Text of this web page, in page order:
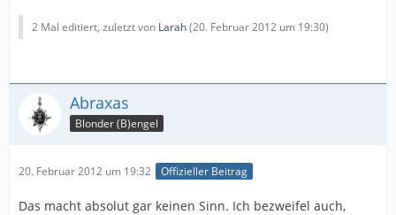
2 Mal editiert, zuletzt von Larah(20. Februar 2012 um 19:30)
Abraxas
Blonder (B)engel
20. Februar 2012 um 19:32 Offizieller Beitrag
Das macht absolut gar keinen Sinn. Ich bezweifel auch,